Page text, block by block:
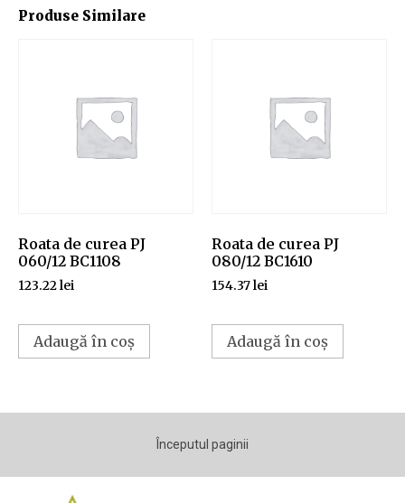
Produse Similare
Roata de curea PJ
060/12 BC1108
123.22lei
Adaugă în coș
Roata de curea PJ
080/12 BC1610
154.37lei
Adaugă în coș
Începutul paginii